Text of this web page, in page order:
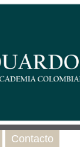
Contacto